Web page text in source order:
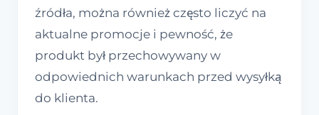
źródła, można również często liczyć na
aktualne promocje i pewność, że
produkt był przechowywany w
odpowiednich warunkach przed wysyłką
do klienta.